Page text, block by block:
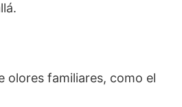
olores familiares, como el